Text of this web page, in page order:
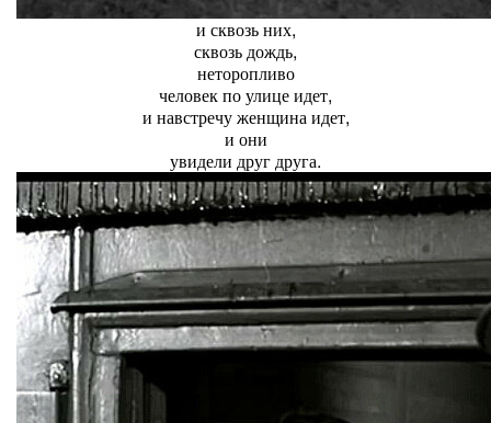
и сквозь них,
сквозь дождь,
неторопливо
человек по улице идет,
и навстречу женщина идет,
и они
увидели друг друга.